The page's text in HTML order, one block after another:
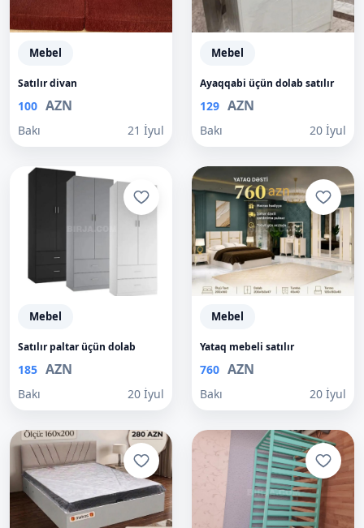
Mebel
Satılır divan
100 AZN
Bakı 21 İyul
Mebel
Ayaqqabi üçün dolab satılır
129 AZN
Bakı 20 İyul
Mebel
Satılır paltar üçün dolab
185 AZN
Bakı 20 İyul
Mebel
Yataq mebeli satılır
760 AZN
Bakı 20 İyul